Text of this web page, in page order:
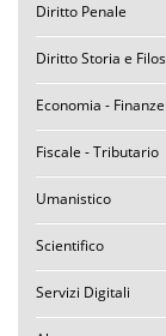
Diritto Penale
Diritto Storia e
Economia - Finanze
Fiscale - Tributario
Umanistico
Scientifico
Servizi Digitali